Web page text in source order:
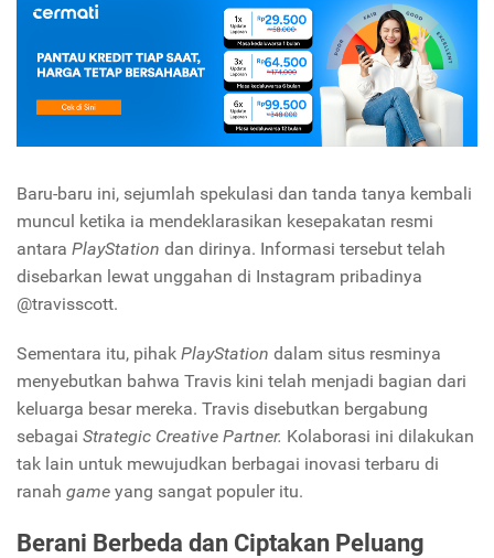
Baru-baru ini, sejumlah spekulasi dan tanda tanya kembali
muncul ketika ia mendeklarasikan kesepakatan resmi
antara PlayStation dan dirinya. Informasi tersebut telah
disebarkan lewat unggahan di Instagram pribadinya
@travisscott.
Sementara itu, pihak PlayStation dalam situs resminya
menyebutkan bahwa Travis kini telah menjadi bagian dari
keluarga besar mereka. Travis disebutkan bergabung
sebagai Strategic Creative Partner. Kolaborasi ini dilakukan
tak lain untuk mewujudkan berbagai inovasi terbaru di
ranah game yang sangat populer itu.
Berani Berbeda dan Ciptakan Peluang